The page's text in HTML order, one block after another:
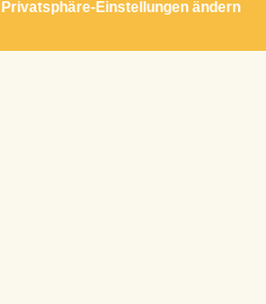
Privatsphäre-Einstellungen ändern